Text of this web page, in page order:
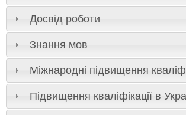
Досвід роботи
Знання мов
Міжнародні підвищення
Підвищення кваліфікації в